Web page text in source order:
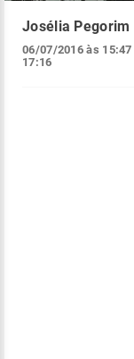
Josélia Pegorim
06/07/2016 às 15:47
17:16